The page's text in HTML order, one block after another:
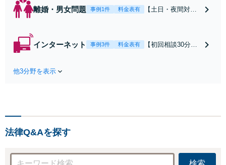
離婚・男女問題 事例1件 料金表有
【土日・夜間対応
れたら、サインす
インターネット 事例3件 料金表有
【初回相談30分無
お店の風評被害対
応可：開示請求の
他3分野を表示
法律Q&Aを探す
検索